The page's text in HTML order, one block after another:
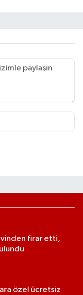
firar etti,
özel ücretsiz